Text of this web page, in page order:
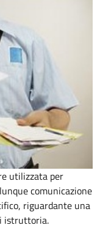
utilizzata per
comunicazione
riguardante una
istruttoria.